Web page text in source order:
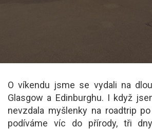
O víkendu jsme se vydali na
Glasgow a Edinburghu. I když
nevzdala myšlenky na roadtrip
podíváme víc do přírody, tři